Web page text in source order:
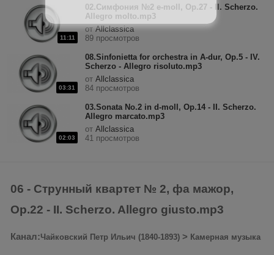
11:11
02.Симфония №2 e-moll, Op.27 - II. Scherzo.
Allegro molto.mp3
отAllclassica
89 просмотров
03:31
08.Sinfonietta for orchestra in A-dur, Op.5 - IV.
Scherzo - Allegro risoluto.mp3
от Allclassica
84 просмотров
02:03
03.Sonata No.2 in d-moll, Op.14 - II. Scherzo.
Allegro marcato.mp3
от Allclassica
41 просмотров
06 - Струнный квартет № 2, фа мажор,
Op.22 - II. Scherzo. Allegro giusto.mp3
Канал:Чайковский Петр Ильич (1840-1893) > Камерная музыка